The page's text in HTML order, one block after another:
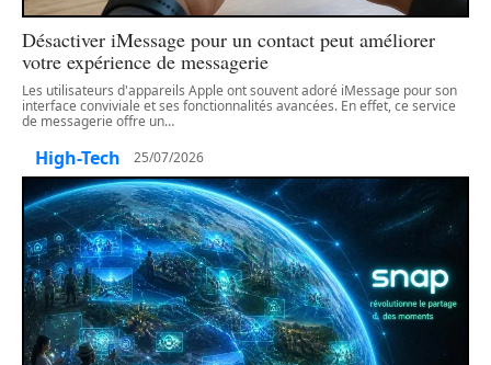
Désactiver iMessage pour un contact peut améliorer
votre expérience de messagerie
Les utilisateurs d'appareils Apple ont souvent adoré iMessage pour son
interface conviviale et ses fonctionnalités avancées. En effet, ce service
de messagerie offre un…
High-Tech 25/07/2026